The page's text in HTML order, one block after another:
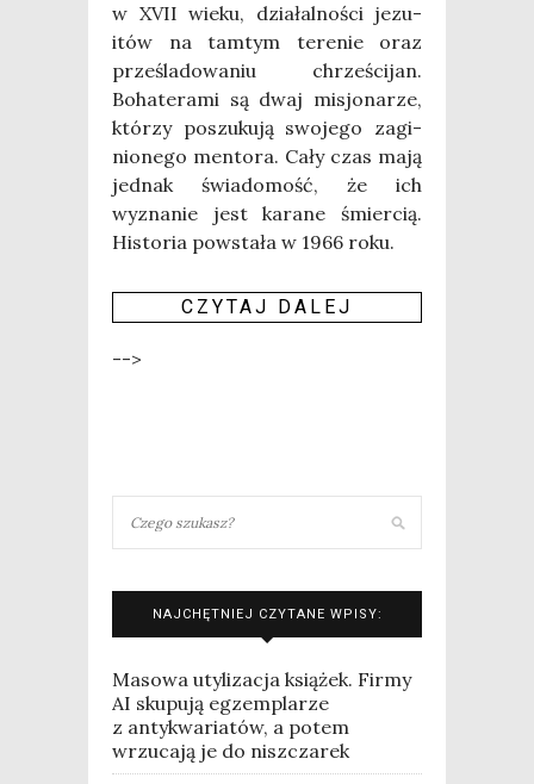
w XVII wie­ku, dzia­łal­no­ści jezu­
itów na tam­tym tere­nie oraz
prze­śla­do­wa­niu chrze­ści­jan.
Boha­te­ra­mi są dwaj misjo­na­rze,
któ­rzy poszu­ku­ją swo­je­go zagi­
nio­ne­go men­to­ra. Cały czas mają
jed­nak świa­do­mość, że ich
wyzna­nie jest kara­ne śmier­cią.
Histo­ria powsta­ła w 1966 roku.
CZY­TAJ DALEJ
-->
NAJCHĘTNIEJ CZYTANE WPISY:
Masowa utylizacja książek. Firmy
AI skupują egzemplarze
z antykwariatów, a potem
wrzucają je do niszczarek